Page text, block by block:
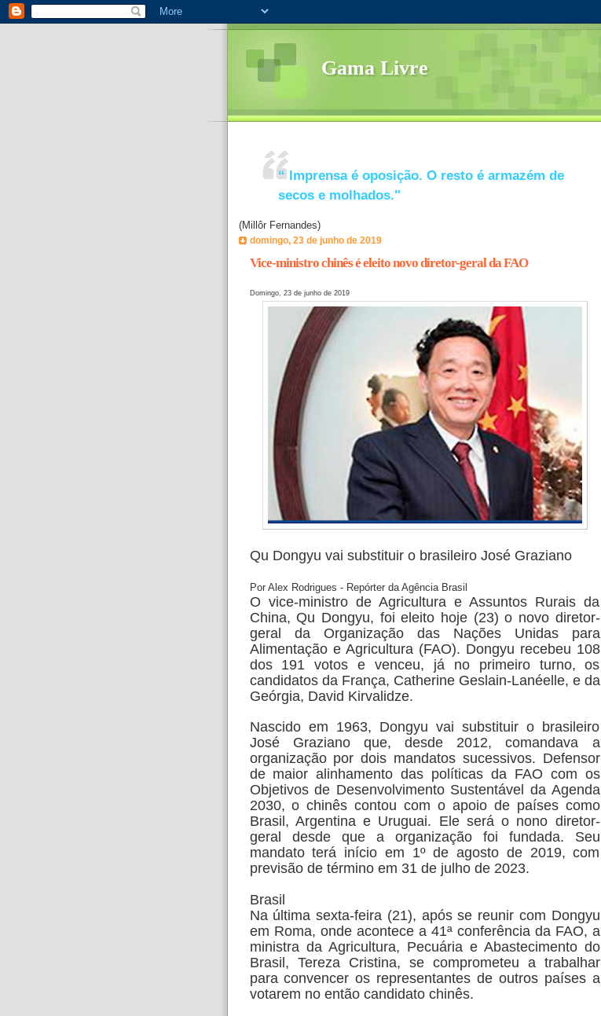
Gama Livre
“ Imprensa é oposição. O resto é armazém de
secos e molhados."
(Millôr Fernandes)
domingo, 23 de junho de 2019
Vice-ministro chinês é eleito novo diretor-geral da FAO
Domingo, 23 de junho de 2019
Qu Dongyu vai substituir o brasileiro José Graziano
Por Alex Rodrigues - Repórter da Agência Brasil
O vice-ministro de Agricultura e Assuntos Rurais da
China, Qu Dongyu, foi eleito hoje (23) o novo diretor-
geral da Organização das Nações Unidas para
Alimentação e Agricultura (FAO). Dongyu recebeu 108
dos 191 votos e venceu, já no primeiro turno, os
candidatos da França, Catherine Geslain-Lanéelle, e da
Geórgia, David Kirvalidze.
Nascido em 1963, Dongyu vai substituir o brasileiro
José Graziano que, desde 2012, comandava a
organização por dois mandatos sucessivos. Defensor
de maior alinhamento das políticas da FAO com os
Objetivos de Desenvolvimento Sustentável da Agenda
2030, o chinês contou com o apoio de países como
Brasil, Argentina e Uruguai. Ele será o nono diretor-
geral desde que a organização foi fundada. Seu
mandato terá início em 1º de agosto de 2019, com
previsão de término em 31 de julho de 2023.
Brasil
Na última sexta-feira (21), após se reunir com Dongyu
em Roma, onde acontece a 41ª conferência da FAO, a
ministra da Agricultura, Pecuária e Abastecimento do
Brasil, Tereza Cristina, se comprometeu a trabalhar
para convencer os representantes de outros países a
votarem no então candidato chinês.